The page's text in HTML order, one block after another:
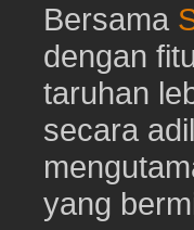
Bersama
dengan
taruhan
secara
yang